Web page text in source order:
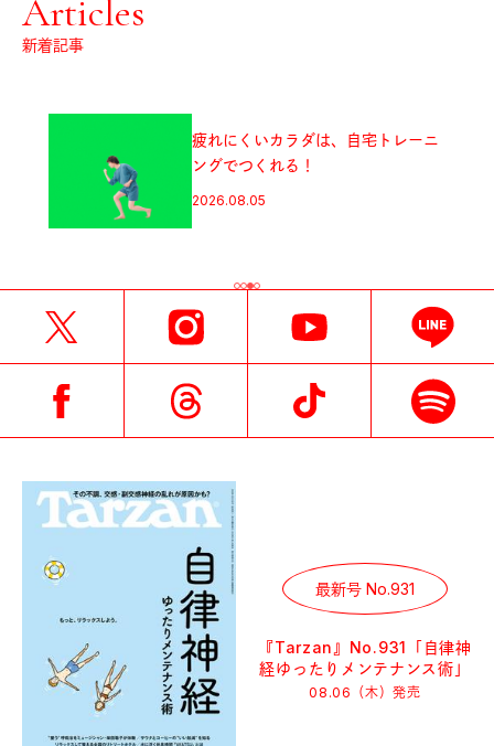
Articles
新着記事
疲れにくいカラダは、自宅トレーニ
ングでつくれる！
2026.08.05
最新号 No.931
『Tarzan』No.931「自律神
経ゆったりメンテナンス術」
08.06（木）発売